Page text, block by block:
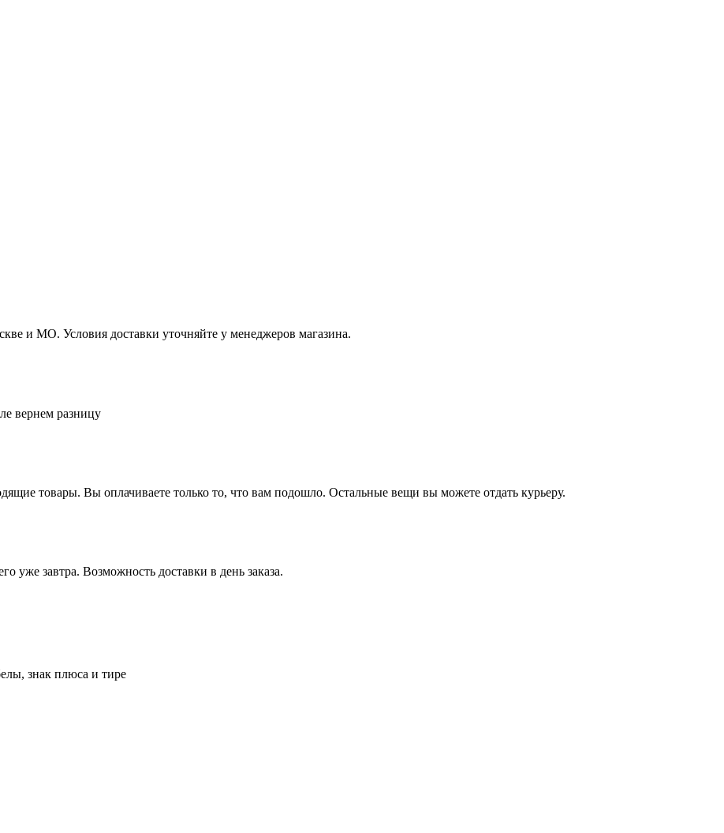
и МО. Условия доставки уточняйте у менеджеров магазина.
вернем разницу
товары. Вы оплачиваете только то, что вам подошло. Остальные вещи вы можете отдать курьеру.
уже завтра. Возможность доставки в день заказа.
знак плюса и тире